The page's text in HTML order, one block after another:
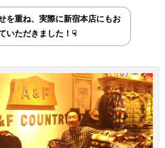
を重ね、実際に新宿本店にもお
いただきました！☟